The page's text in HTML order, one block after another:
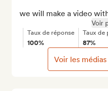
we will make a video
Voir
Taux de réponse
100%
Taux de
87%
Voir les